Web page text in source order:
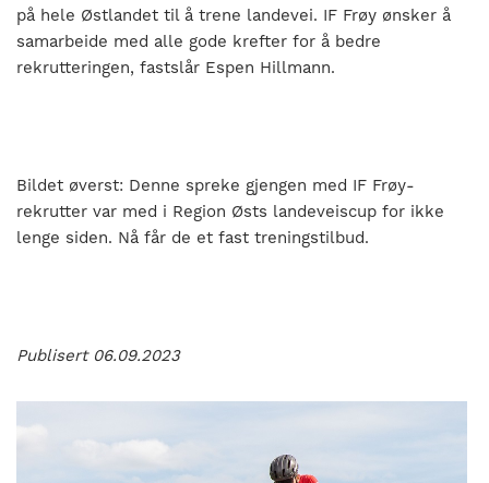
på hele Østlandet til å trene landevei. IF Frøy ønsker å
samarbeide med alle gode krefter for å bedre
rekrutteringen, fastslår Espen Hillmann.
Bildet øverst: Denne spreke gjengen med IF Frøy-
rekrutter var med i Region Østs landeveiscup for ikke
lenge siden. Nå får de et fast treningstilbud.
Publisert 06.09.2023